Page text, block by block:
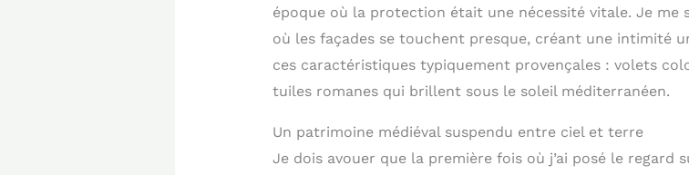
époque où la protection était une nécessité vitale. Je me
où les façades se touchent presque, créant une intimité
ces caractéristiques typiquement provençales : volets
tuiles romanes qui brillent sous le soleil méditerranéen.
Un patrimoine médiéval suspendu entre ciel et terre
Je dois avouer que la première fois où j’ai posé le regard